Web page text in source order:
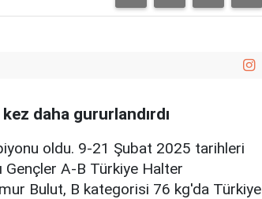
daha gururlandırdı
oldu. 9-21 Şubat 2025 tarihleri
Gençler A-B Türkiye Halter
Bulut, B kategorisi 76 kg'da Türkiye